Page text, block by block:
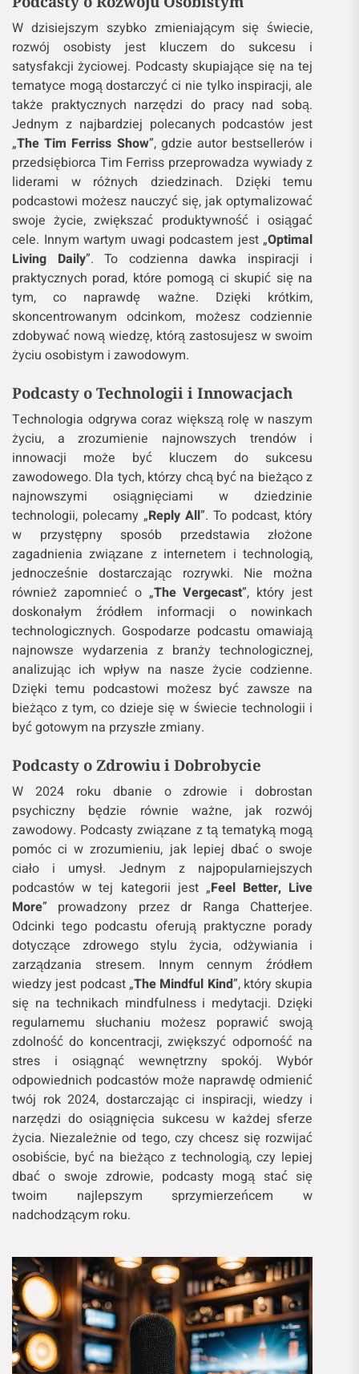
W dzisiejszym szybko zmieniającym się świecie,
rozwój osobisty jest kluczem do sukcesu i
satysfakcji życiowej. Podcasty skupiające się na tej
tematyce mogą dostarczyć ci nie tylko inspiracji, ale
także praktycznych narzędzi do pracy nad sobą.
Jednym z najbardziej polecanych podcastów jest
„The Tim Ferriss Show”, gdzie autor bestsellerów i
przedsiębiorca Tim Ferriss przeprowadza wywiady z
liderami w różnych dziedzinach. Dzięki temu
podcastowi możesz nauczyć się, jak optymalizować
swoje życie, zwiększać produktywność i osiągać
cele. Innym wartym uwagi podcastem jest „Optimal
Living Daily”. To codzienna dawka inspiracji i
praktycznych porad, które pomogą ci skupić się na
tym, co naprawdę ważne. Dzięki krótkim,
skoncentrowanym odcinkom, możesz codziennie
zdobywać nową wiedzę, którą zastosujesz w swoim
życiu osobistym i zawodowym.
Podcasty o Technologii i Innowacjach
Technologia odgrywa coraz większą rolę w naszym
życiu, a zrozumienie najnowszych trendów i
innowacji może być kluczem do sukcesu
zawodowego. Dla tych, którzy chcą być na bieżąco z
najnowszymi osiągnięciami w dziedzinie
technologii, polecamy „Reply All”. To podcast, który
w przystępny sposób przedstawia złożone
zagadnienia związane z internetem i technologią,
jednocześnie dostarczając rozrywki. Nie można
również zapomnieć o „The Vergecast”, który jest
doskonałym źródłem informacji o nowinkach
technologicznych. Gospodarze podcastu omawiają
najnowsze wydarzenia z branży technologicznej,
analizując ich wpływ na nasze życie codzienne.
Dzięki temu podcastowi możesz być zawsze na
bieżąco z tym, co dzieje się w świecie technologii i
być gotowym na przyszłe zmiany.
Podcasty o Zdrowiu i Dobrobycie
W 2024 roku dbanie o zdrowie i dobrostan
psychiczny będzie równie ważne, jak rozwój
zawodowy. Podcasty związane z tą tematyką mogą
pomóc ci w zrozumieniu, jak lepiej dbać o swoje
ciało i umysł. Jednym z najpopularniejszych
podcastów w tej kategorii jest „Feel Better, Live
More” prowadzony przez dr Ranga Chatterjee.
Odcinki tego podcastu oferują praktyczne porady
dotyczące zdrowego stylu życia, odżywiania i
zarządzania stresem. Innym cennym źródłem
wiedzy jest podcast „The Mindful Kind”, który skupia
się na technikach mindfulness i medytacji. Dzięki
regularnemu słuchaniu możesz poprawić swoją
zdolność do koncentracji, zwiększyć odporność na
stres i osiągnąć wewnętrzny spokój. Wybór
odpowiednich podcastów może naprawdę odmienić
twój rok 2024, dostarczając ci inspiracji, wiedzy i
narzędzi do osiągnięcia sukcesu w każdej sferze
życia. Niezależnie od tego, czy chcesz się rozwijać
osobiście, być na bieżąco z technologią, czy lepiej
dbać o swoje zdrowie, podcasty mogą stać się
twoim najlepszym sprzymierzeńcem w
nadchodzącym roku.